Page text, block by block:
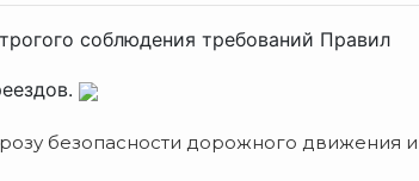
соблюдения требований Правил
безопасности дорожного движения и